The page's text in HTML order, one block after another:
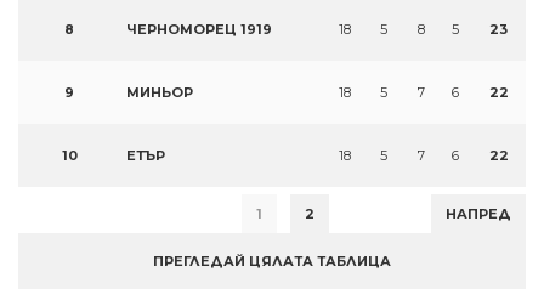
8 ЧЕРНОМОРЕЦ 1919 18 5 8 5 23
9 МИНЬОР 18 5 7 6 22
10 ЕТЪР 18 5 7 6 22
1 2 НАПРЕД
ПРЕГЛЕДАЙ ЦЯЛАТА ТАБЛИЦА